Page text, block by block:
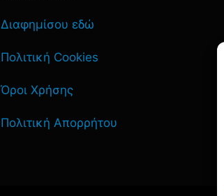
Διαφημίσου εδώ
Πολιτική Cookies
Όροι Χρήσης
Πολιτική Απορρήτου